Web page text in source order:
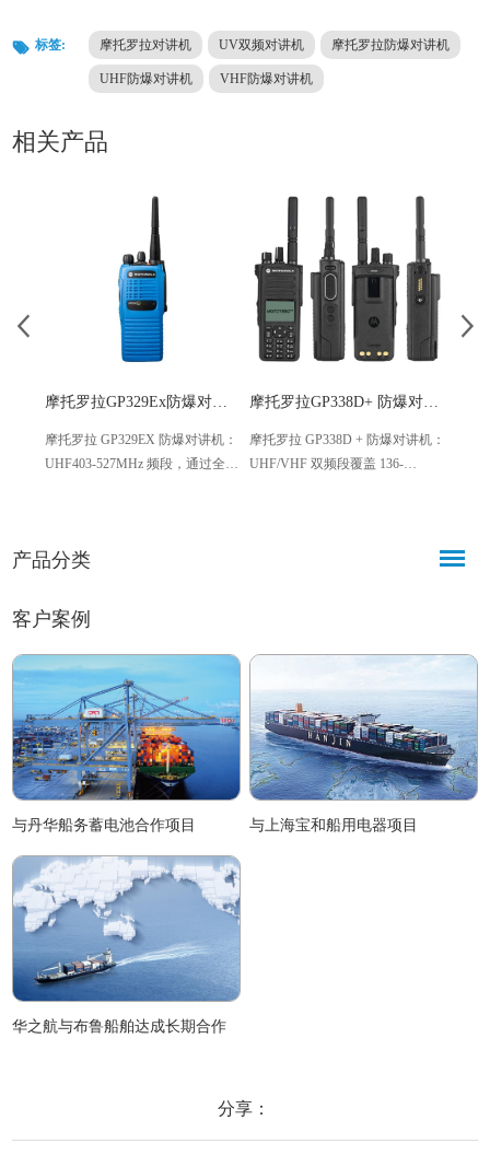
标签: 摩托罗拉对讲机 UV双频对讲机 摩托罗拉防爆对讲机
UHF防爆对讲机 VHF防爆对讲机
相关产品
摩托罗拉 GP329EX 防爆对讲机：
UHF403-527MHz 频段，通过全球
能满足需求，船舶、石油石化适
摩托罗拉GP338D+ 防爆对讲机
摩托罗拉 GP338D + 防爆对讲机：
UHF/VHF 双频段覆盖 136-
功能
产品分类
客户案例
与丹华船务蓄电池合作项目 与上海宝和船用电器项目
华之航与布鲁船舶达成长期合作
分享：